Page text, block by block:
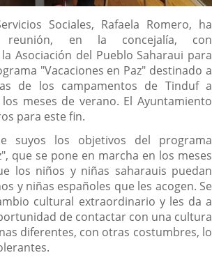
Sociales, Rafaela Romero, ha
reunión, en la concejalía, con
Asociación del Pueblo Saharaui para
"Vacaciones en Paz" destinado a
de los campamentos de Tinduf a
meses de verano. El Ayuntamiento
para este fin.
suyos los objetivos del programa
que se pone en marcha en los meses
los niños y niñas saharauis puedan
y niñas españoles que les acogen. Se
cultural extraordinario y les da a
de contactar con una cultura
diferentes, con otras costumbres, lo